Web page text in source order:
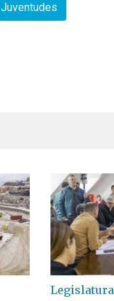
Juventudes
Legislatura